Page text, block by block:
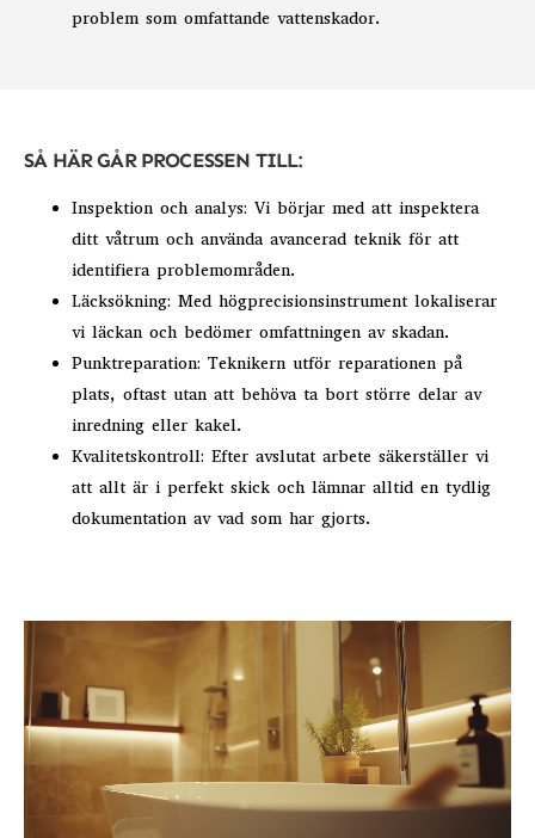
problem som omfattande vattenskador.
SÅ HÄR GÅR PROCESSEN TILL:
Inspektion och analys: Vi börjar med att inspektera
ditt våtrum och använda avancerad teknik för att
identifiera problemområden.
Läcksökning: Med högprecisionsinstrument lokaliserar
vi läckan och bedömer omfattningen av skadan.
Punktreparation: Teknikern utför reparationen på
plats, oftast utan att behöva ta bort större delar av
inredning eller kakel.
Kvalitetskontroll: Efter avslutat arbete säkerställer vi
att allt är i perfekt skick och lämnar alltid en tydlig
dokumentation av vad som har gjorts.